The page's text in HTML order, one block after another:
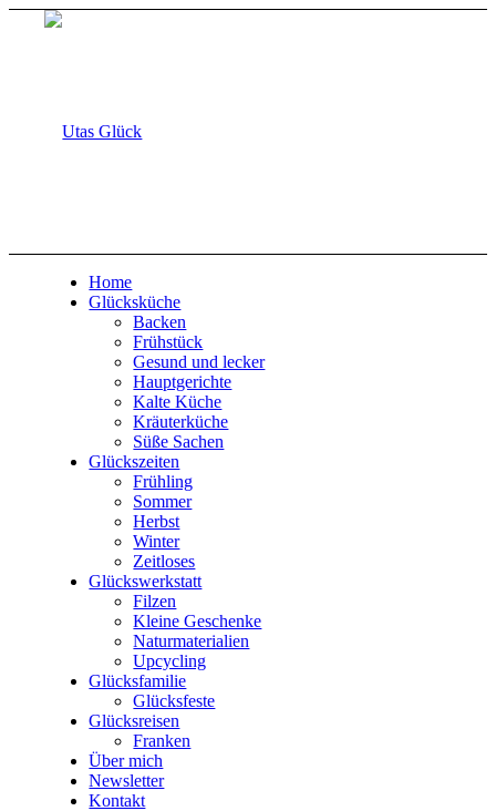
Home
Glücksküche
Backen
Frühstück
Gesund und lecker
Hauptgerichte
Kalte Küche
Kräuterküche
Süße Sachen
Glückszeiten
Frühling
Sommer
Herbst
Winter
Zeitloses
Glückswerkstatt
Filzen
Kleine Geschenke
Naturmaterialien
Upcycling
Glücksfamilie
Glücksfeste
Glücksreisen
Franken
Über mich
Newsletter
Kontakt